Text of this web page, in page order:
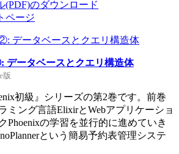
(PDF)のダウンロード
ページ
データベースとクエリ構造体
版
初級』シリーズの第2巻です。前巻
ミング言語ElixirとWebアプリケーショ
Phoenixの学習を並行的に進めていき
という簡易予約表管理システ